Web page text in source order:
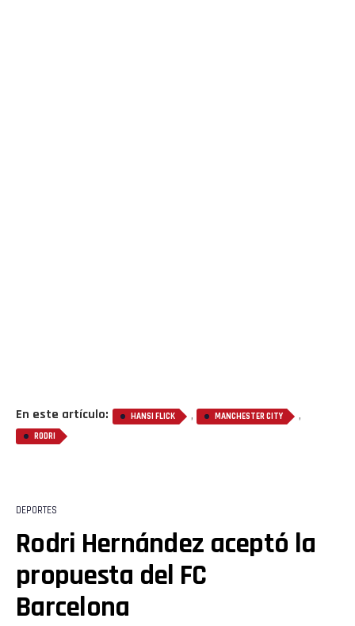
En este artículo: HANSI FLICK , MANCHESTER CITY ,
RODRI
DEPORTES
Rodri Hernández aceptó la
propuesta del FC
Barcelona